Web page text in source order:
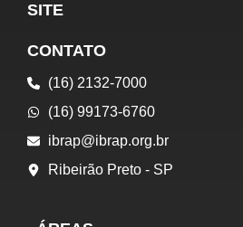
SITE
CONTATO
(16) 2132-7000
(16) 99173-6760
ibrap@ibrap.org.br
Ribeirão Preto - SP